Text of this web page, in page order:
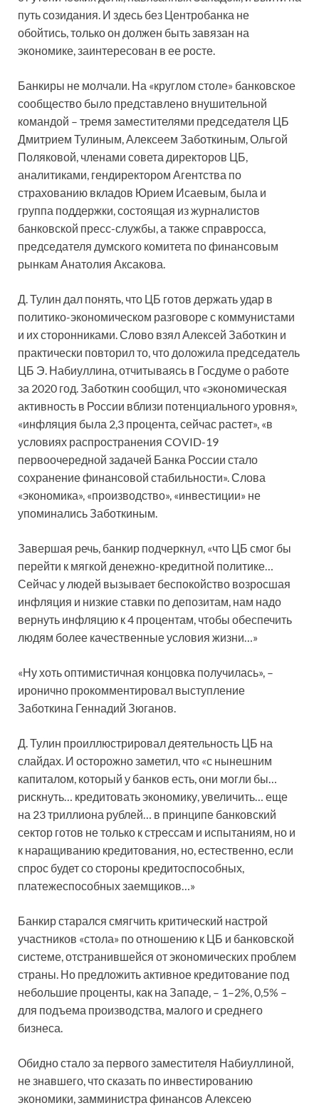
путь созидания. И здесь без Центробанка не
обойтись, только он должен быть завязан на
экономике, заинтересован в ее росте.
Банкиры не молчали. На «круглом столе» банковское
сообщество было представлено внушительной
командой – тремя заместителями председателя ЦБ
Дмитрием Тулиным, Алексеем Заботкиным, Ольгой
Поляковой, членами совета директоров ЦБ,
аналитиками, гендиректором Агентства по
страхованию вкладов Юрием Исаевым, была и
группа поддержки, состоящая из журналистов
банковской пресс-службы, а также справросса,
председателя думского комитета по финансовым
рынкам Анатолия Аксакова.
Д. Тулин дал понять, что ЦБ готов держать удар в
политико-экономическом разговоре с коммунистами
и их сторонниками. Слово взял Алексей Заботкин и
практически повторил то, что доложила председатель
ЦБ Э. Набиуллина, отчитываясь в Госдуме о работе
за 2020 год. Заботкин сообщил, что «экономическая
активность в России вблизи потенциального уровня»,
«инфляция была 2,3 процента, сейчас растет», «в
условиях распространения COVID-19
первоочередной задачей Банка России стало
сохранение финансовой стабильности». Слова
«экономика», «производство», «инвестиции» не
упоминались Заботкиным.
Завершая речь, банкир подчеркнул, «что ЦБ смог бы
перейти к мягкой денежно-кредитной политике…
Сейчас у людей вызывает беспокойство возросшая
инфляция и низкие ставки по депозитам, нам надо
вернуть инфляцию к 4 процентам, чтобы обеспечить
людям более качественные условия жизни…»
«Ну хоть оптимистичная концовка получилась», –
иронично прокомментировал выступление
Заботкина Геннадий Зюганов.
Д. Тулин проиллюстрировал деятельность ЦБ на
слайдах. И осторожно заметил, что «с нынешним
капиталом, который у банков есть, они могли бы…
рискнуть… кредитовать экономику, увеличить… еще
на 23 триллиона рублей… в принципе банковский
сектор готов не только к стрессам и испытаниям, но и
к наращиванию кредитования, но, естественно, если
спрос будет со стороны кредитоспособных,
платежеспособных заемщиков…»
Банкир старался смягчить критический настрой
участников «стола» по отношению к ЦБ и банковской
системе, отстранившейся от экономических проблем
страны. Но предложить активное кредитование под
небольшие проценты, как на Западе, – 1–2%, 0,5% –
для подъема производства, малого и среднего
бизнеса.
Обидно стало за первого заместителя Набиуллиной,
не знавшего, что сказать по инвестированию
экономики, замминистра финансов Алексею